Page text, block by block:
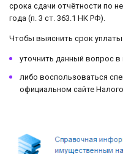
срока сдачи отчётности по
года (п. 3 ст. 363.1 НК РФ).
Чтобы выяснить срок
уточнить данный вопрос
либо воспользоваться
официальном сайте